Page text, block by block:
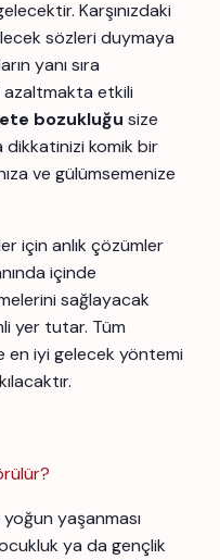
Karşınızdaki
sözleri duymaya
yanı sıra
azaltmakta etkili
bozukluğu size
dikkatinizi komik bir
ve gülümsemenize
için anlık çözümler
içinde
sağlayacak
yer tutar. Tüm
en iyi gelecek yöntemi
yaşanması
ya da gençlik